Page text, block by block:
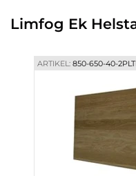
Blogg
Kontakter
Limfog Ek
ARTIKEL:850-650-40-